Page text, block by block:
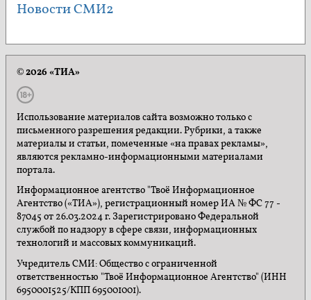
Новости СМИ2
© 2026 «ТИА»
Использование материалов сайта возможно только с
письменного разрешения редакции. Рубрики, а также
материалы и статьи, помеченные «на правах рекламы»,
являются рекламно-информационными материалами
портала.
Информационное агентство "Твоё Информационное
Агентство («ТИА»), регистрационный номер ИА № ФС 77 -
87045 от 26.03.2024 г. Зарегистрировано Федеральной
службой по надзору в сфере связи, информационных
технологий и массовых коммуникаций.
Учредитель СМИ: Общество с ограниченной
ответственностью "Твоё Информационное Агентство" (ИНН
6950001525/КПП 695001001).